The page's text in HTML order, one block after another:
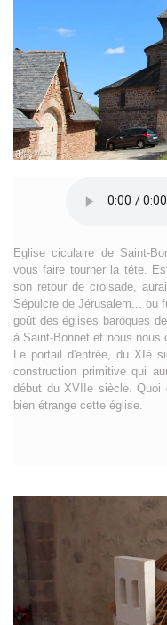
Eglise ciculaire de Saint-
vous faire tourner la téte.
son retour de croisade,
Sépulcre de Jérusalem... ou
goût des églises baroques
à Saint-Bonnet et nous nous
Le portail d'entrée, du XIè
construction primitive qui
début du XVIIe siècle.
bien étrange cette église.